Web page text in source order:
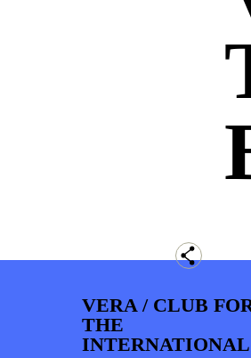
VERA / CLUB
THE
INTERNATIONAL